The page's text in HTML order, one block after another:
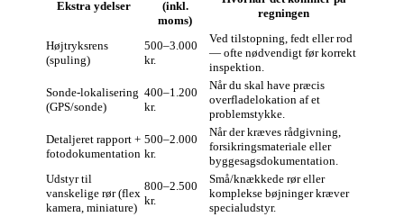
Ekstra ydelser
(inkl.
moms)
regningen
Højtryksrens
(spuling)
500–3.000
kr.
Ved tilstopning, fedt eller rod
— ofte nødvendigt før korrekt
inspektion.
Sonde‑lokalisering
(GPS/sonde)
400–1.200
kr.
Når du skal have præcis
overfladelokation af et
problemstykke.
Detaljeret rapport +
fotodokumentation
500–2.000
kr.
Når der kræves rådgivning,
forsikringsmateriale eller
byggesagsdokumentation.
Udstyr til
vanskelige rør (flex
kamera, miniature)
800–2.500
kr.
Små/knækkede rør eller
komplekse bøjninger kræver
specialudstyr.